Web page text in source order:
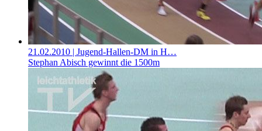
21.02.2010 | Jugend-Hallen-DM in H…
Stephan Abisch gewinnt die 1500m